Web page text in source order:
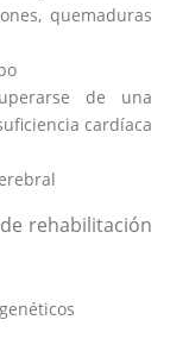
quemaduras
de una
cardíaca
rehabilitación